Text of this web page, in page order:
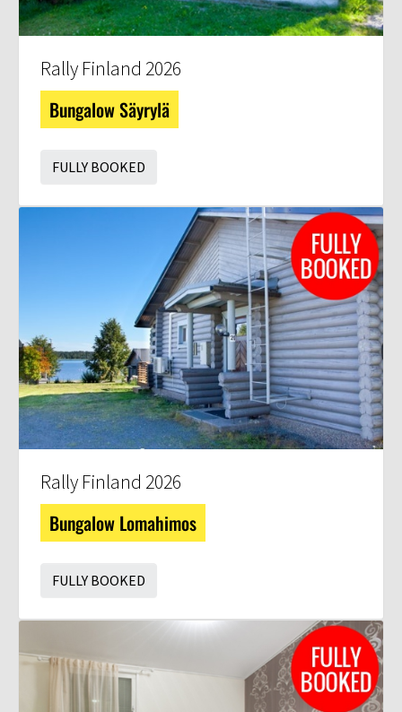
Rally Finland 2026
Bungalow Säyrylä
FULLY BOOKED
Rally Finland 2026
Bungalow Lomahimos
FULLY BOOKED